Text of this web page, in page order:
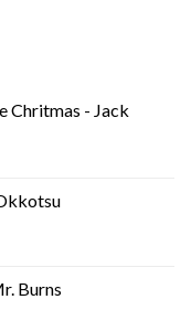
Chritmas - Jack
Burns